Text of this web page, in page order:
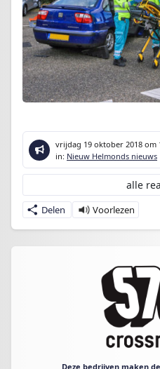
vrijdag 19 oktober 2018 om
in: Nieuw Helmonds nieuws
Delen
alle
Deze bedrijven maken